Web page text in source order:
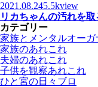
2021.08.245.5kview
リカちゃんの汚れを
カテゴリー
家族とメンタルオーガ
家族のあれこれ
夫婦のあれこれ
子供を観察あれこれ
ひと宮の日々ブロ